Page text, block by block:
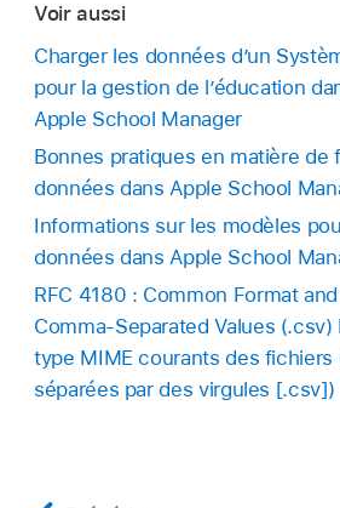
Voir aussi
Charger les données d’un
pour la gestion de l’éducation
Apple School Manager
Bonnes pratiques en matière de
données dans Apple School
Informations sur les modèles
données dans Apple School
RFC 4180 : Common Format
Comma-Separated Values
type MIME courants des fichiers
séparées par des virgules [.csv])